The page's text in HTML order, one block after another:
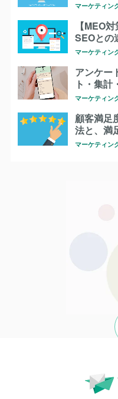
マーケティン
【MEO
SEOとの
マーケティン
アンケー
ト・集
マーケティン
顧客満足
法と、満
マーケティン